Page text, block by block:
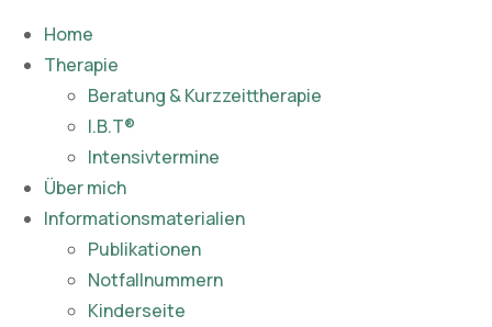
Home
Therapie
Beratung & Kurzzeittherapie
I.B.T®
Intensivtermine
Über mich
Informationsmaterialien
Publikationen​
Notfallnummern
Kinderseite